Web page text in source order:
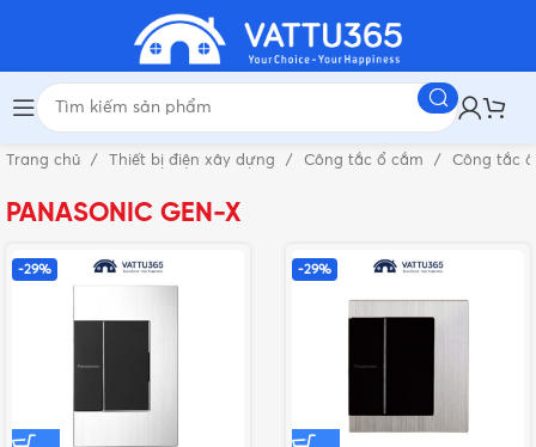
Trang chủ Thiết bị điện xây dựng Công tắc ổ cắm Công tắc
PANASONIC GEN-X
-29% -29%